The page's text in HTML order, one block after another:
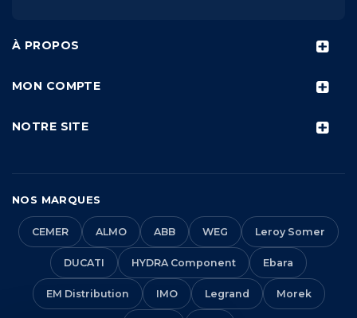
À PROPOS
MON COMPTE
NOTRE SITE
NOS MARQUES
CEMER ALMO ABB WEG Leroy Somer
DUCATI HYDRA Component Ebara
EM Distribution IMO Legrand Morek